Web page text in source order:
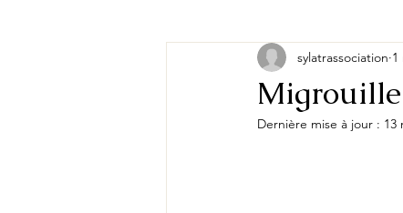
sylatrassociation 1
Dernière mise à jour : 13